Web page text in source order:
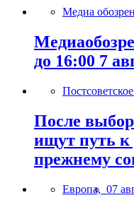
Медиа
до 16:00 7
После
ищут путь к
прежнему
Европа, 07